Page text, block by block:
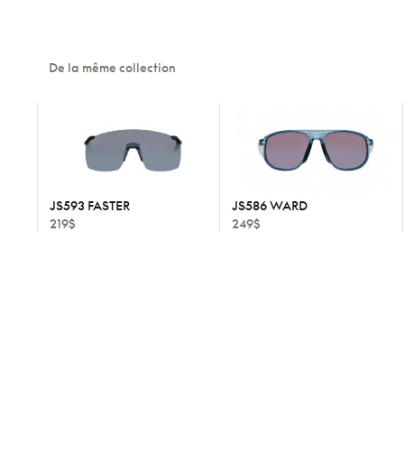
De la même collection
JS593 FASTER
219$
JS586 WARD
249$